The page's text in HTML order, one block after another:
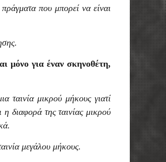
που μπορεί να είναι
μόνο για έναν σκηνοθέτη,
ταινία μικρού μήκους γιατί
διαφορά της ταινίας μικρού
μεγάλου μήκους.